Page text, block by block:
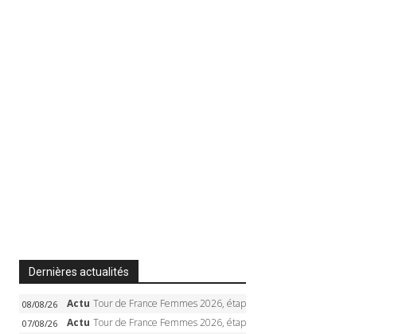
Dernières actualités
08/08/26 Actu Tour de France Femmes 2026, étape 8 – Demi Vollering gagne à Nice, reprend le jaune, Niewiadoma à 8 secondes
07/08/26 Actu Tour de France Femmes 2026, étape 7 – Kasia Niewiadoma gagne le Ventoux, maillot jaune, Reusser et Vollering piégées